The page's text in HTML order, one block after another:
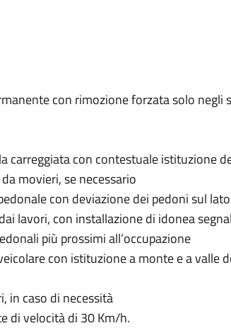
con rimozione forzata solo negli
carreggiata con contestuale istituzione
movieri, se necessario
con deviazione dei pedoni sul
lavori, con installazione di idonea
più prossimi all’occupazione
con istituzione a monte e a valle
in caso di necessità
di velocità di 30 Km/h.